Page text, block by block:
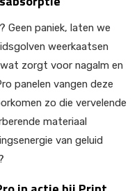
Geen paniek, laten we
weerkaatsen
zorgt voor nagalm en
panelen vangen deze
zo die vervelende
materiaal
van geluid